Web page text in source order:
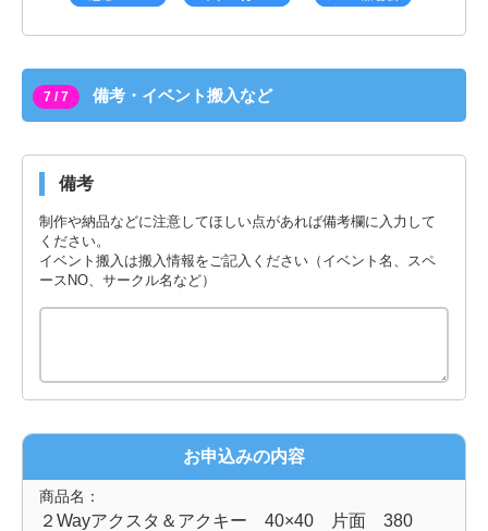
7 / 7 備考・イベント搬入など
備考
制作や納品などに注意してほしい点があれば備考欄に入力して
ください。
イベント搬入は搬入情報をご記入ください（イベント名、スペ
ースNO、サークル名など）
お申込みの内容
商品名：
２Wayアクスタ＆アクキー 40×40 片面 380